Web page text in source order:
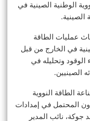
الوطنية الصينية في
الصينية.
عمليات الطاقة
في الخارج من قبل
الوقود وتحليله في
الصينيين.
الطاقة النووية
المحتمل في إمدادات
جوكة، نائب المدير